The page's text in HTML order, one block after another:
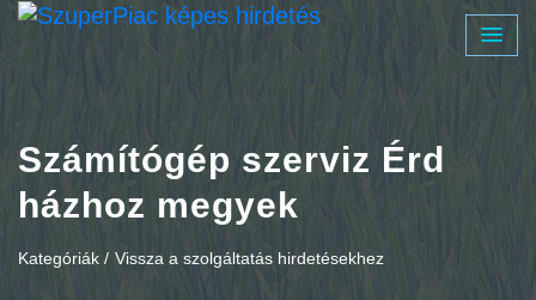
Számítógép szerviz Érd
házhoz megyek
Kategóriák / Vissza a szolgáltatás hirdetésekhez